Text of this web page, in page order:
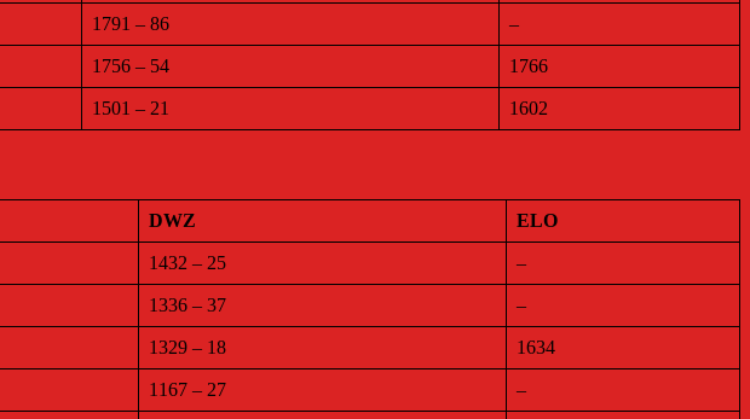
1791 – 86 –
1756 – 54 1766
1501 – 21 1602
DWZ ELO
1432 – 25 –
1336 – 37 –
1329 – 18 1634
1167 – 27 –